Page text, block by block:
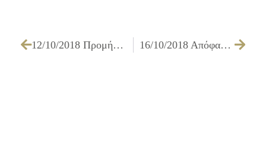
12/10/2018 Προμήθεια τροφίμων και ειδών βασικής υλικής συνδρομής 2018 – 2019 16/10/2018 Απόφαση Δημάρχου 550/2018